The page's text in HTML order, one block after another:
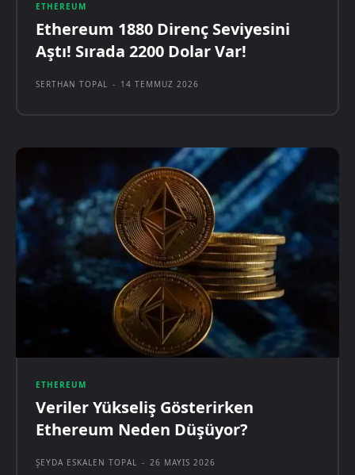
ETHEREUM
Ethereum 1880 Direnç Seviyesini
Aştı! Sırada 2200 Dolar Var!
SERTHAN TOPAL - 14 TEMMUZ 2026
ETHEREUM
Veriler Yükseliş Gösterirken
Ethereum Neden Düşüyor?
ŞEYDA ESKALEN TOPAL - 26 MAYIS 2026